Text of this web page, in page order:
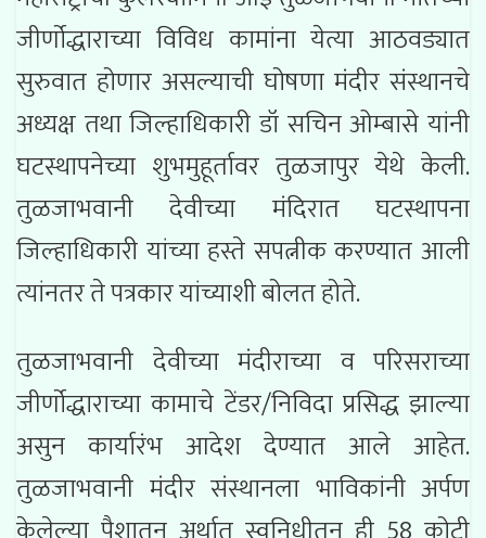
जीर्णोद्धाराच्या विविध कामांना येत्या आठवड्यात
सुरुवात होणार असल्याची घोषणा मंदीर संस्थानचे
अध्यक्ष तथा जिल्हाधिकारी डॉ सचिन ओम्बासे यांनी
घटस्थापनेच्या शुभमुहूर्तावर तुळजापुर येथे केली.
तुळजाभवानी देवीच्या मंदिरात घटस्थापना
जिल्हाधिकारी यांच्या हस्ते सपत्नीक करण्यात आली
त्यांनतर ते पत्रकार यांच्याशी बोलत होते.
तुळजाभवानी देवीच्या मंदीराच्या व परिसराच्या
जीर्णोद्धाराच्या कामाचे टेंडर/निविदा प्रसिद्ध झाल्या
असुन कार्यारंभ आदेश देण्यात आले आहेत.
तुळजाभवानी मंदीर संस्थानला भाविकांनी अर्पण